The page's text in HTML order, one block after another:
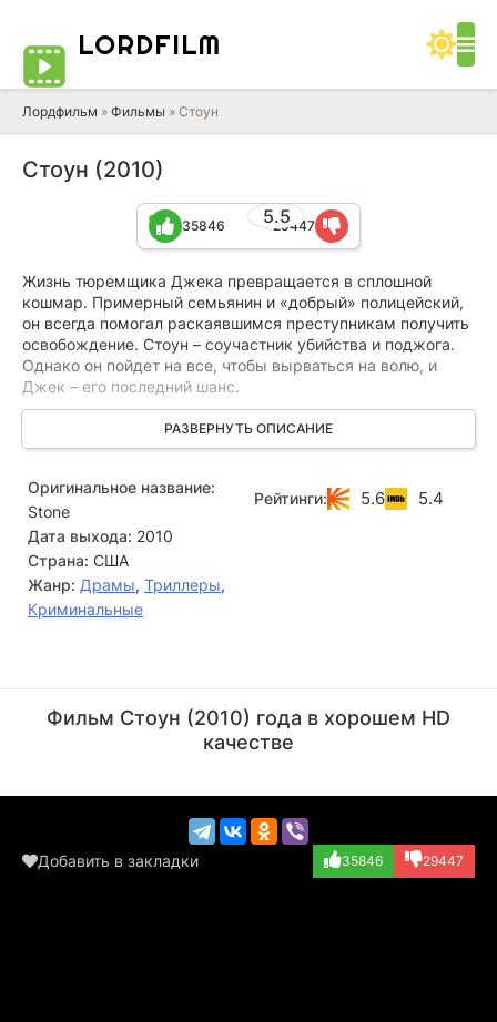
LORDFILM
Лордфильм » Фильмы » Стоун
Стоун (2010)
5.5
35846 29447
Жизнь тюремщика Джека превращается в сплошной
кошмар. Примерный семьянин и «добрый» полицейский,
он всегда помогал раскаявшимся преступникам получить
освобождение. Стоун – соучастник убийства и поджога.
Однако он пойдет на все, чтобы вырваться на волю, и
Джек – его последний шанс.
Красавица–жена Стоуна соблазняет тюремщика... Перед
Джеком ужасный выбор – или разрушить всю свою жизнь
он пытается выбраться из этой западни, тем сильнее
запутывается.
РАЗВЕРНУТЬ ОПИСАНИЕ
Оригинальное название:
Stone
Дата выхода: 2010
Страна: США
Жанр: Драмы, Триллеры,
Криминальные
Рейтинги: 5.6 5.4
(Jack)
(Madylyn)
Фильм Стоун (2010) года в хорошем HD
качестве
Добавить в закладки 35846 29447